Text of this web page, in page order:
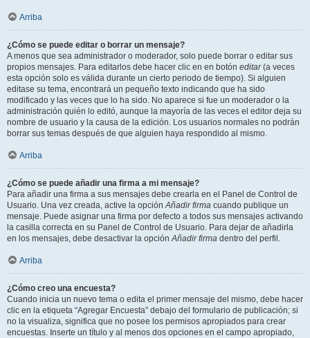
Arriba
¿Cómo se puede editar o borrar un mensaje?
A menos que sea administrador o moderador, solo puede borrar o editar sus
propios mensajes. Para editarlos debe hacer clic en en botón editar(a veces
esta opción solo es válida durante un cierto periodo de tiempo). Si alguien
editase su tema, encontrará un pequeño texto indicando que ha sido
modificado y las veces que lo ha sido. No aparece si fue un moderador o la
administración quién lo editó, aunque la mayoría de las veces el editor deja su
nombre de usuario y la causa de la edición. Los usuarios normales no podrán
borrar sus temas después de que alguien haya respondido al mismo.
Arriba
¿Cómo se puede añadir una firma a mi mensaje?
Para añadir una firma a sus mensajes debe crearla en el Panel de Control de
Usuario. Una vez creada, active la opciónAñadir firma cuando publique un
mensaje. Puede asignar una firma por defecto a todos sus mensajes activando
la casilla correcta en su Panel de Control de Usuario. Para dejar de añadirla
en los mensajes, debe desactivar la opciónAñadir firma dentro del perfil.
Arriba
¿Cómo creo una encuesta?
Cuando inicia un nuevo tema o edita el primer mensaje del mismo, debe hacer
clic en la etiqueta “Agregar Encuesta” debajo del formulario de publicación; si
no la visualiza, significa que no posee los permisos apropiados para crear
encuestas. Inserte un título y al menos dos opciones en el campo apropiado,